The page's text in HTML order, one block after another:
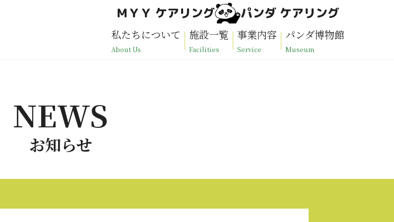
ＭＹＹ ケアリング パンダ ケアリング
私たちについて
About Us
施設一覧
Facilities
事業内容
Service
パンダ博物館
Museum
NEWS
お知らせ